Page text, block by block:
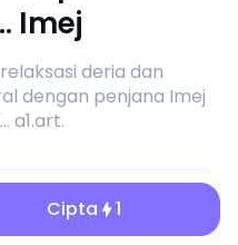
Imej
deria dan
dengan penjana Imej
a1.art.
Cipta 1